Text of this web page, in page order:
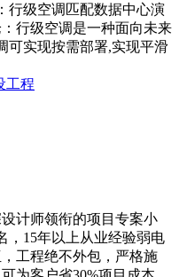
行级空调匹配数据中心演
行级空调是一种面向未来
可实现按需部署,实现平滑
计师领衔的项目专案小
，15年以上从业经验弱电
工程绝不外包，严格施